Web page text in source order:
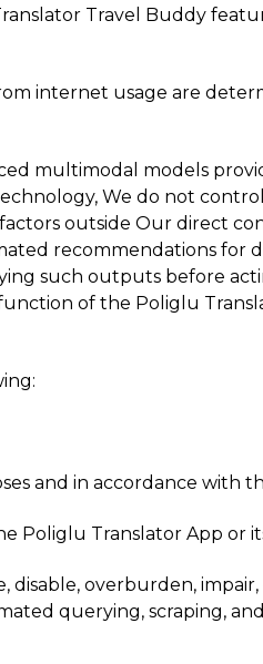
Travel Buddy
internet usage are
multimodal models
We do not
outside Our direct
recommendations for
such outputs before
of the Poliglu
and in accordance with
Poliglu Translator App or
overburden,
querying, scraping,